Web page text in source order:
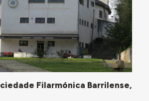
Filarmónica Barrilense,